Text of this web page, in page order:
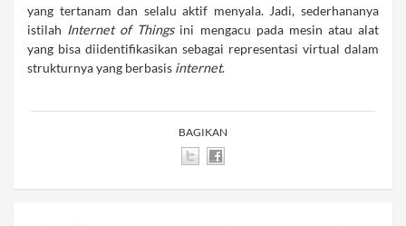
yang tertanam dan selalu aktif menyala. Jadi, sederhananya
istilah Internet of Thingsini mengacu pada mesin atau alat
yang bisa diidentifikasikan sebagai representasi virtual dalam
strukturnya yang berbasis internet.
BAGIKAN